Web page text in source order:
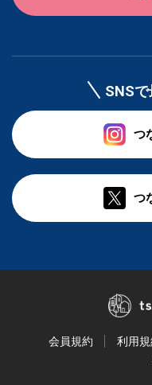
SNS
つ
つ
会員規約 利用規